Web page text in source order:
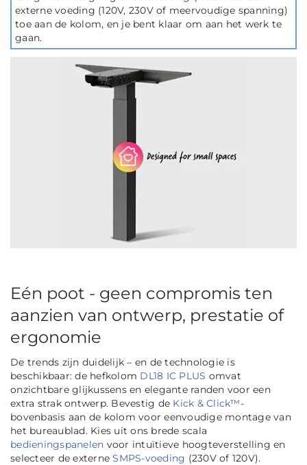
externe voeding (120V, 230V of meervoudige spanning)
toe aan de kolom, en je bent klaar om aan het werk te
gaan.
Eén poot - geen compromis ten
aanzien van ontwerp, prestatie of
ergonomie
De trends zijn duidelijk – en de technologie is
beschikbaar: de hefkolom DL18 IC PLUS omvat
onzichtbare glijkussens en elegante randen voor een
extra strak ontwerp. Bevestig de Kick & Click™-
bovenbasis aan de kolom voor eenvoudige montage van
het bureaublad. Kies uit ons brede scala
bedieningspanelen voor intuïtieve hoogteverstelling en
selecteer de externeSMPS-voeding (230V of 120V).